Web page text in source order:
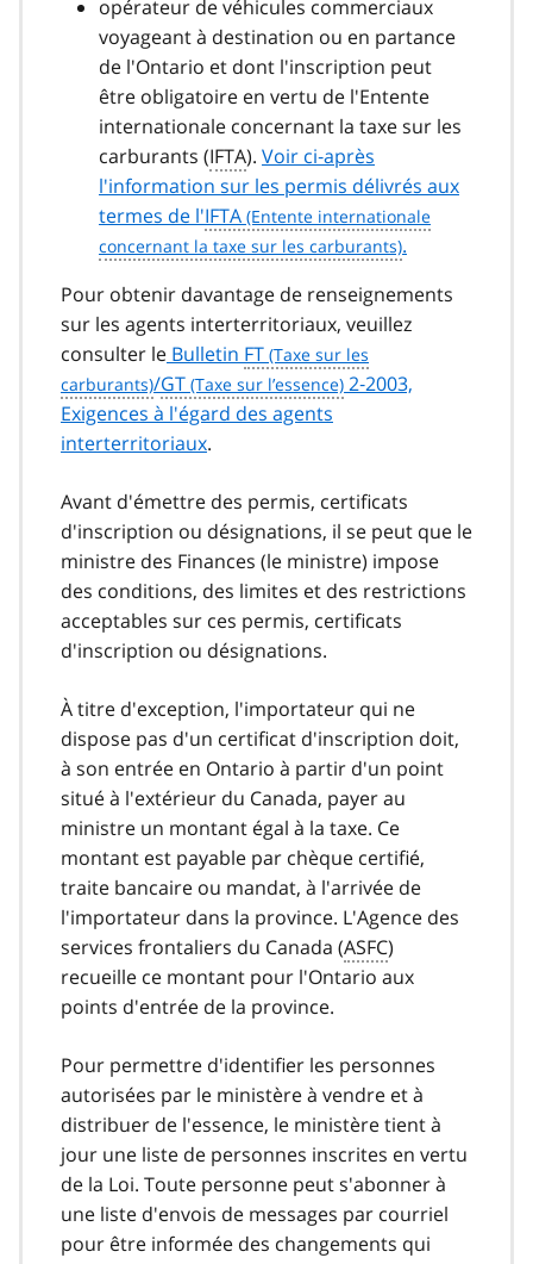
opérateur de véhicules commerciaux
voyageant à destination ou en partance
de l'Ontario et dont l'inscription peut
être obligatoire en vertu de l'Entente
internationale concernant la taxe sur les
carburants (IFTA). Voir ci‑après
l'information sur les permis délivrés aux
termes de l'IFTA
.
Pour obtenir davantage de renseignements
sur les agents interterritoriaux, veuillez
consulter le Bulletin FT
/GT
2‑2003,
Exigences à l'égard des agents
interterritoriaux.
Avant d'émettre des permis, certificats
d'inscription ou désignations, il se peut que le
ministre des Finances (le ministre) impose
des conditions, des limites et des restrictions
acceptables sur ces permis, certificats
d'inscription ou désignations.
À titre d'exception, l'importateur qui ne
dispose pas d'un certificat d'inscription doit,
à son entrée en Ontario à partir d'un point
situé à l'extérieur du Canada, payer au
ministre un montant égal à la taxe. Ce
montant est payable par chèque certifié,
traite bancaire ou mandat, à l'arrivée de
l'importateur dans la province. L'Agence des
services frontaliers du Canada (ASFC)
recueille ce montant pour l'Ontario aux
points d'entrée de la province.
Pour permettre d'identifier les personnes
autorisées par le ministère à vendre et à
distribuer de l'essence, le ministère tient à
jour une liste de personnes inscrites en vertu
de la Loi. Toute personne peut s'abonner à
une liste d'envois de messages par courriel
pour être informée des changements qui